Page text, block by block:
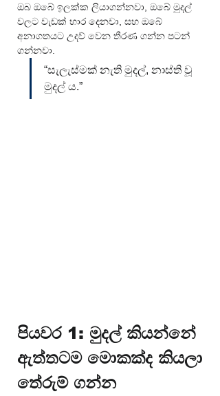
ඔබ ඔබේ ඉලක්ක ලියාගන්නවා, ඔබේ මුදල්
වලට වැඩක් භාර දෙනවා, සහ ඔබේ
අනාගතයට උදව් වෙන තීරණ ගන්න පටන්
ගන්නවා.
“සැලැස්මක් නැති මුදල්, නාස්ති වූ
මුදල් ය.”
පියවර 1: මුදල් කියන්නේ
ඇත්තටම මොකක්ද කියලා
තේරුම් ගන්න